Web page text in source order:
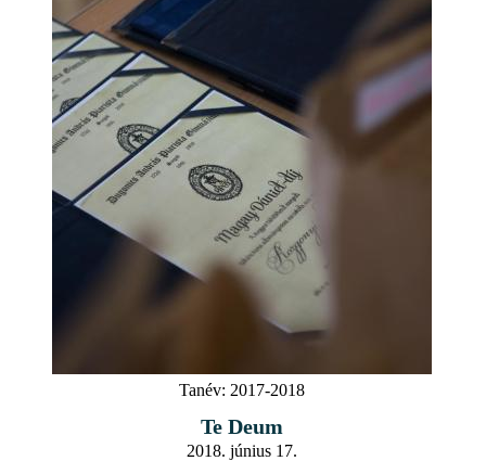
Tanév: 2017-2018
Te Deum
2018. június 17.